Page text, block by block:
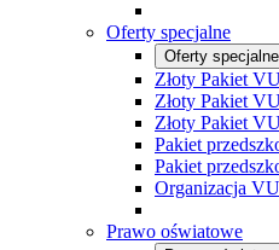
Oferty specjalne
Oferty specjalne
Złoty Pakiet
Złoty Pakiet
Złoty Pakiet
Pakiet
Pakiet
Organizacja
Prawo oświatowe